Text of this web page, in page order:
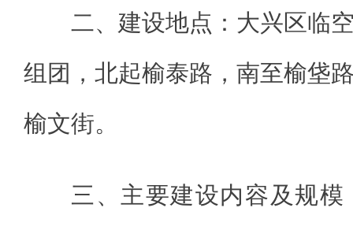
二、建设地点：大兴区临
组团，北起榆泰路，南至榆垡
榆文街。
三、主要建设内容及规